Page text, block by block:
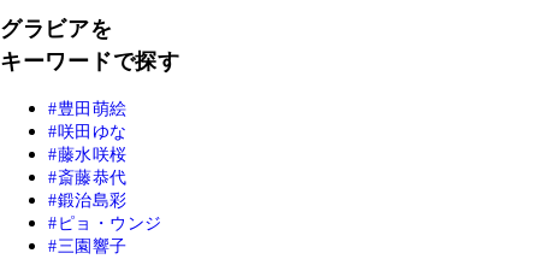
グラビアを
キーワードで探す
豊田萌絵
咲田ゆな
藤水咲桜
斎藤恭代
鍛治島彩
ピョ・ウンジ
三園響子